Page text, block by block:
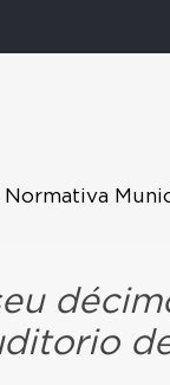
Normativa